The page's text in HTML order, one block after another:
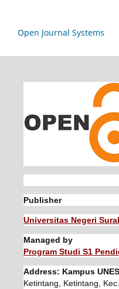
Open Journal Systems
Publisher
Universitas Negeri
Managed by
Program Studi S1
Address: Kampus
Ketintang, Ketintang,